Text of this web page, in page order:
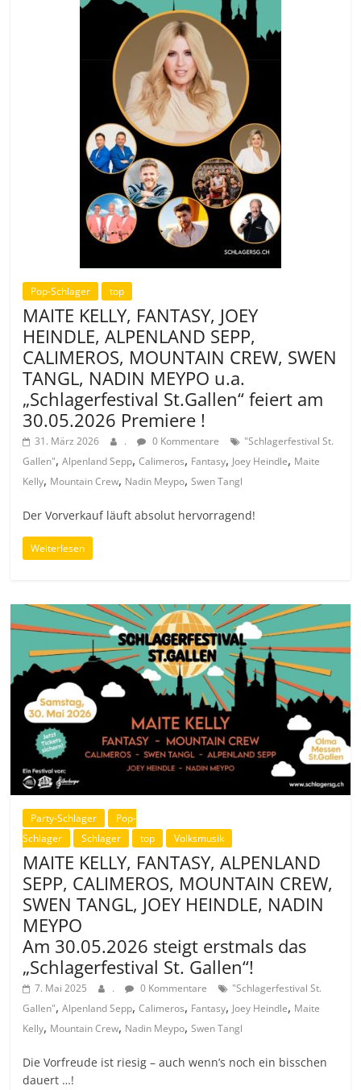
Pop-Schlager top
MAITE KELLY, FANTASY, JOEY
HEINDLE, ALPENLAND SEPP,
CALIMEROS, MOUNTAIN CREW, SWEN
TANGL, NADIN MEYPO u.a.
„Schlagerfestival St.Gallen“ feiert am
30.05.2026 Premiere !
31. März 2026 . 0 Kommentare
"Schlagerfestival St.
Gallen",Alpenland Sepp,Calimeros, Fantasy, Joey Heindle, Maite
Kelly, Mountain Crew, Nadin Meypo,Swen Tangl
Der Vorverkauf läuft absolut hervorragend!
Weiterlesen
Party-Schlager
Pop-
Schlager
Schlager top Volksmusik
MAITE KELLY, FANTASY, ALPENLAND
SEPP, CALIMEROS, MOUNTAIN CREW,
SWEN TANGL, JOEY HEINDLE, NADIN
MEYPO
Am 30.05.2026 steigt erstmals das
„Schlagerfestival St. Gallen“!
7. Mai 2025 . 0 Kommentare
"Schlagerfestival St.
Gallen",Alpenland Sepp,Calimeros, Fantasy, Joey Heindle, Maite
Kelly, Mountain Crew, Nadin Meypo,Swen Tangl
Die Vorfreude ist riesig – auch wenn’s noch ein bisschen
dauert …!